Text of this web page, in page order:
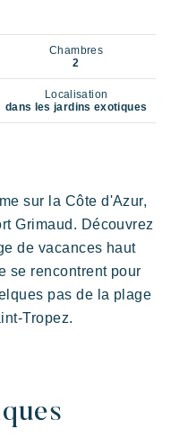
Chambres
2
Localisation
dans les jardins exotiques
sur la Côte d'Azur,
Grimaud. Découvrez
de vacances haut
se rencontrent pour
pas de la plage
Tropez.